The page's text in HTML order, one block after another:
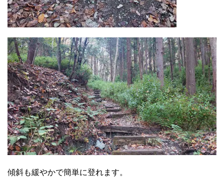
傾斜も緩やかで簡単に登れます。